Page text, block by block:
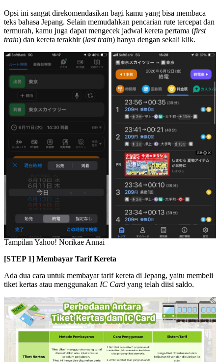
Opsi ini sangat direkomendasikan bagi kamu yang bisa membaca
teks bahasa Jepang. Selain memudahkan pencarian rute tercepat dan
termurah, kamu juga dapat mengecek jadwal kereta pertama (first
train) dan kereta terakhir (last train) hanya dengan sekali klik.
Tampilan Yahoo! Norikae Annai
[STEP 1] Membayar Tarif Kereta
Ada dua cara untuk membayar tarif kereta di Jepang, yaitu membeli
tiket kertas atau menggunakan IC Card yang telah diisi saldo.